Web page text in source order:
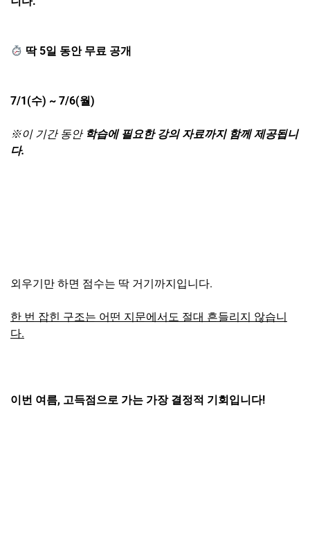
딱 5일 동안 무료 공개
7/1(수) ~ 7/6(월)
※이 기간 동안 학습에 필요한 강의 자료까지 함께 제공됩니
다.
외우기만 하면 점수는 딱 거기까지입니다.
한 번 잡힌 구조는 어떤 지문에서도 절대 흔들리지 않습니
다.
이번 여름, 고득점으로 가는 가장 결정적 기회입니다!